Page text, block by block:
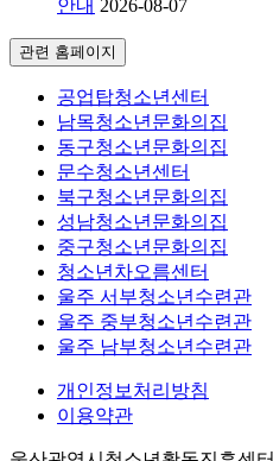
안내 2026-08-07
관련 홈페이지
공업탑청소년센터
남목청소년문화의집
동구청소년문화의집
문수청소년센터
북구청소년문화의집
성남청소년문화의집
중구청소년문화의집
청소년차오름센터
울주 서부청소년수련관
울주 중부청소년수련관
울주 남부청소년수련관
개인정보처리방침
이용약관